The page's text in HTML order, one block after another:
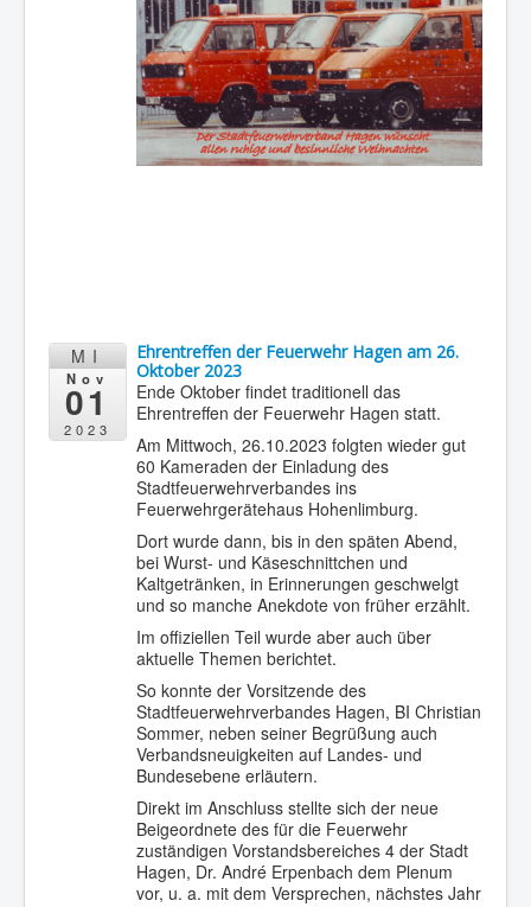
MI
Nov
01
2023
Ehrentreffen der Feuerwehr Hagen am 26.
Oktober 2023
Ende Oktober findet traditionell das
Ehrentreffen der Feuerwehr Hagen statt.
Am Mittwoch, 26.10.2023 folgten wieder gut
60 Kameraden der Einladung des
Stadtfeuerwehrverbandes ins
Feuerwehrgerätehaus Hohenlimburg.
Dort wurde dann, bis in den späten Abend,
bei Wurst- und Käseschnittchen und
Kaltgetränken, in Erinnerungen geschwelgt
und so manche Anekdote von früher erzählt.
Im offiziellen Teil wurde aber auch über
aktuelle Themen berichtet.
So konnte der Vorsitzende des
Stadtfeuerwehrverbandes Hagen, BI Christian
Sommer, neben seiner Begrüßung auch
Verbandsneuigkeiten auf Landes- und
Bundesebene erläutern.
Direkt im Anschluss stellte sich der neue
Beigeordnete des für die Feuerwehr
zuständigen Vorstandsbereiches 4 der Stadt
Hagen, Dr. André Erpenbach dem Plenum
vor, u. a. mit dem Versprechen, nächstes Jahr